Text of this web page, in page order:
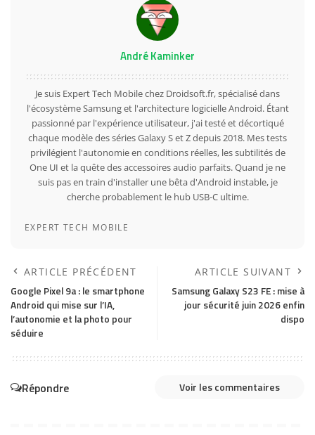
André Kaminker
Je suis Expert Tech Mobile chez Droidsoft.fr, spécialisé dans
l'écosystème Samsung et l'architecture logicielle Android. Étant
passionné par l'expérience utilisateur, j'ai testé et décortiqué
chaque modèle des séries Galaxy S et Z depuis 2018. Mes tests
privilégient l'autonomie en conditions réelles, les subtilités de
One UI et la quête des accessoires audio parfaits. Quand je ne
suis pas en train d'installer une bêta d'Android instable, je
cherche probablement le hub USB-C ultime.
EXPERT TECH MOBILE
ARTICLE PRÉCÉDENT
Google Pixel 9a : le smartphone
Android qui mise sur l’IA,
l’autonomie et la photo pour
séduire
ARTICLE SUIVANT
Samsung Galaxy S23 FE : mise à
jour sécurité juin 2026 enfin
dispo
Répondre Voir les commentaires